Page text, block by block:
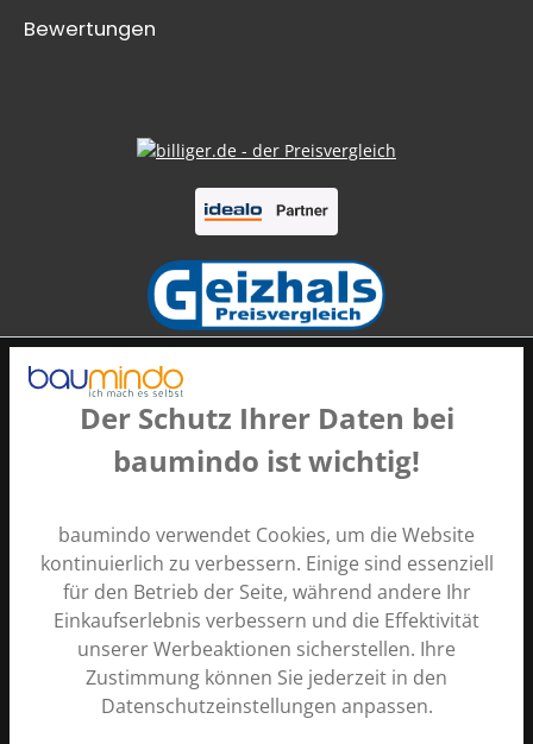
Der Schutz Ihrer Daten bei
baumindo ist wichtig!
baumindo verwendet Cookies, um die Website
kontinuierlich zu verbessern. Einige sind essenziell
für den Betrieb der Seite, während andere Ihr
Einkaufserlebnis verbessern und die Effektivität
unserer Werbeaktionen sicherstellen. Ihre
Zustimmung können Sie jederzeit in den
Datenschutzeinstellungen anpassen.
Bewertungen
Zahlungsarten
Alle Preise inkl. gesetzl. Mehrwertsteuer zzgl.Versandkosten